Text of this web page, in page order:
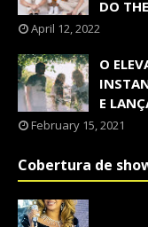
DO
April 12, 2022
O
E
February 15, 2021
Cobertura de